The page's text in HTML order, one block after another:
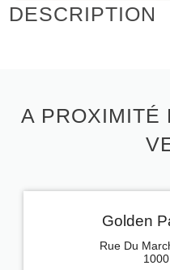
DESCRIPTION
A PROXIMITÉ
Golden
Rue Du